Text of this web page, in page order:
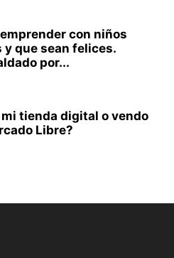
con niños
y que sean felices.
por...
tienda digital o vendo
Libre?